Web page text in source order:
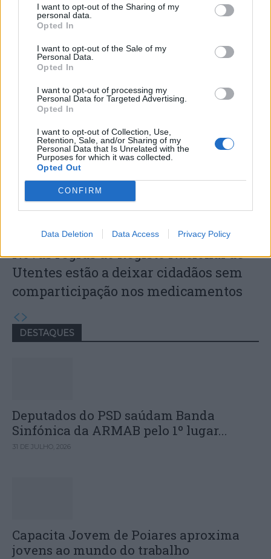
I want to opt-out of the Sharing of my
personal data.
Opted In
I want to opt-out of the Sale of my
Personal Data.
Opted In
I want to opt-out of processing my
Personal Data for Targeted Advertising.
Opted In
I want to opt-out of Collection, Use,
Retention, Sale, and/or Sharing of my
Personal Data that Is Unrelated with the
Purposes for which it was collected.
Opted Out
CONFIRM
Data Deletion Data Access Privacy Policy
a estações de comboios e terminais de
expressos
Novas regras do Registo Nacional de
Utentes estão a deixar cidadãos sem
comparticipação nos medicamentos
DESTAQUES
Deputados do PSD saúdam Banda
Sinfónica da ARMAB pelo 1º lugar...
31 DE JULHO, 2026
Capacita Jovem de Poiares aproxima
jovens ao mundo do trabalho